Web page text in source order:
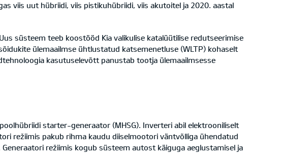
viis uut hübriidi, viis pistikuhübriidi, viis akutoitel ja 2020. aastal
süsteem teeb koostööd Kia valikulise katalüütilise redutseerimise
ülemaailmse ühtlustatud katsemenetluse (WLTP) kohaselt
kasutuselevõtt panustab tootja ülemaailmsesse
starter-generaator (MHSG). Inverteri abil elektrooniliselt
režiimis pakub rihma kaudu diiselmootori väntvõlliga ühendatud
režiimis kogub süsteem autost käiguga aeglustamisel ja